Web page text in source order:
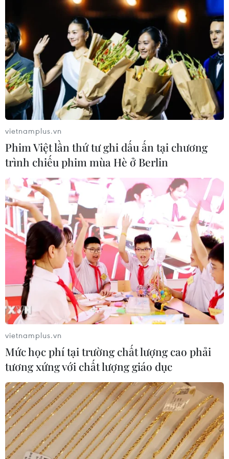
(TTXVN/Vietnam+)
#An Giang #Quốc lộ 91
#Đường tránh
#Khu vực sạt lở
#Sông Tiền
#Sông Hậu
TP. Hà Nội
Theo dõi VietnamPlus
TIN LIÊN QUAN
vietnamplus.vn
Phim Việt lần thứ tư ghi dấu ấn tại chương
trình chiếu phim mùa Hè ở Berlin
vietnamplus.vn
Mức học phí tại trường chất lượng cao phải
tương xứng với chất lượng giáo dục